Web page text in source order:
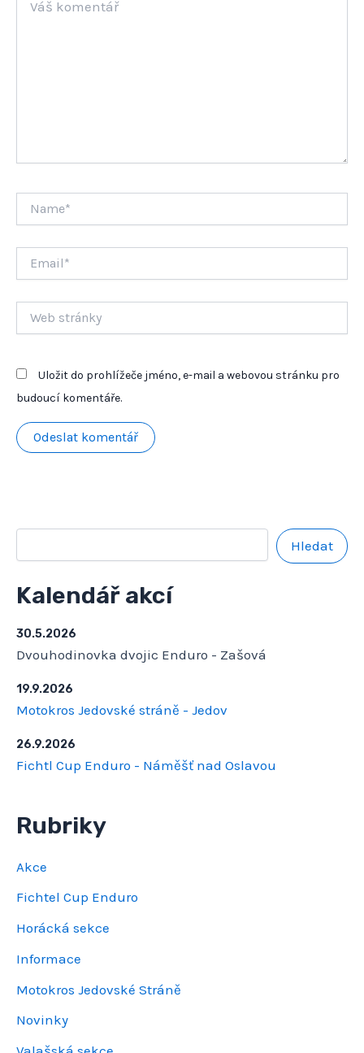
komentář
stránky
Uložit do prohlížeče jméno, e-mail a webovou stránku pro
budoucí komentáře.
Hledat
Kalendář akcí
30.5.2026
Dvouhodinovka dvojic Enduro - Zašová
19.9.2026
Motokros Jedovské stráně - Jedov
26.9.2026
Fichtl Cup Enduro - Náměšť nad Oslavou
Rubriky
Akce
Fichtel Cup Enduro
Horácká sekce
Informace
Motokros Jedovské Stráně
Novinky